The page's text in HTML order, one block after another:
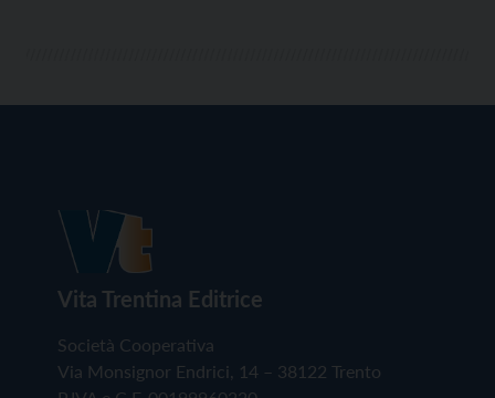
Vita Trentina Editrice
Società Cooperativa
Via Monsignor Endrici, 14 – 38122 Trento